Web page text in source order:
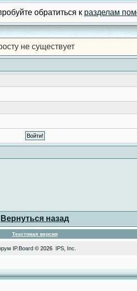
обратиться к разделам
не существует
Вернуться назад
Текстовая версия
IP.Board© 2026 IPS, Inc